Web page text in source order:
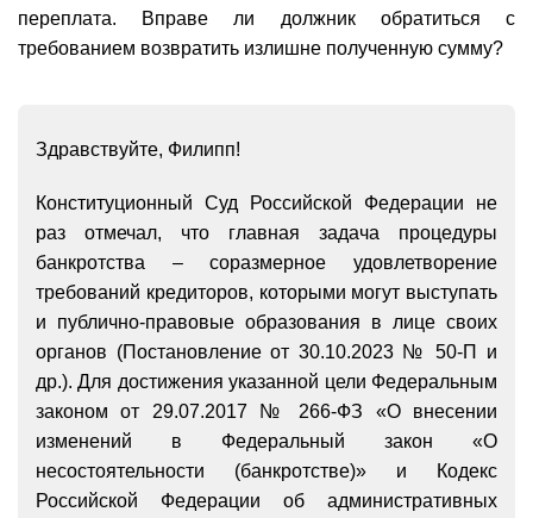
переплата. Вправе ли должник обратиться с
требованием возвратить излишне полученную сумму?
Здравствуйте, Филипп!
Конституционный Суд Российской Федерации не
раз отмечал, что главная задача процедуры
банкротства – соразмерное удовлетворение
требований кредиторов, которыми могут выступать
и публично-правовые образования в лице своих
органов (Постановление от 30.10.2023 № 50-П и
др.). Для достижения указанной цели Федеральным
законом от 29.07.2017 № 266-ФЗ «О внесении
изменений в Федеральный закон «О
несостоятельности (банкротстве)» и Кодекс
Российской Федерации об административных